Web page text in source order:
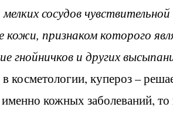
сосудов
кожи, признаком которого
гнойничков и других
косметологии, купероз –
кожных заболеваний,